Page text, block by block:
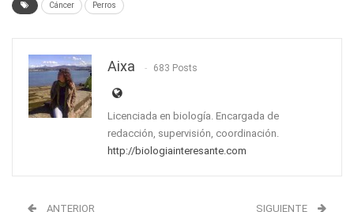
Cáncer Perros
Aixa 683 Posts
Licenciada en biología. Encargada de
redacción, supervisión, coordinación.
http://biologiainteresante.com
ANTERIOR SIGUIENTE